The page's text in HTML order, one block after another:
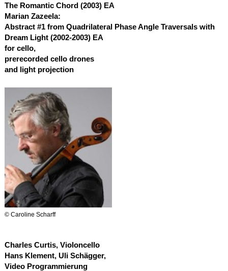
The Romantic Chord (2003) EA
Marian Zazeela:
Abstract #1 from Quadrilateral Phase Angle Traversals with
Dream Light (2002-2003) EA
for cello,
prerecorded cello drones
and light projection
© Caroline Scharff
Charles Curtis, Violoncello
Hans Klement, Uli Schägger,
Video Programmierung